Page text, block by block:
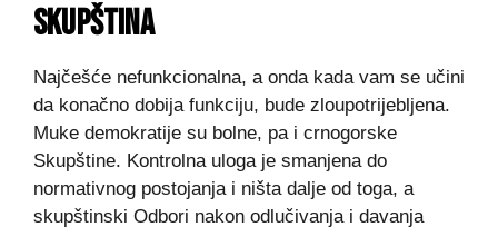
SKUPŠTINA
Najčešće nefunkcionalna, a onda kada vam se učini
da konačno dobija funkciju, bude zloupotrijebljena.
Muke demokratije su bolne, pa i crnogorske
Skupštine. Kontrolna uloga je smanjena do
normativnog postojanja i ništa dalje od toga, a
skupštinski Odbori nakon odlučivanja i davanja